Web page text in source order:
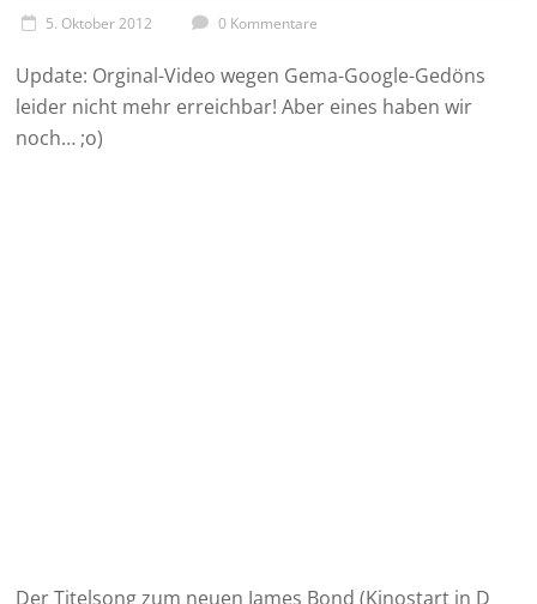
5. Oktober 2012 0 Kommentare
Update: Orginal-Video wegen Gema-Google-Gedöns
leider nicht mehr erreichbar! Aber eines haben wir
noch… ;o)
Der Titelsong zum neuen James Bond (Kinostart in D